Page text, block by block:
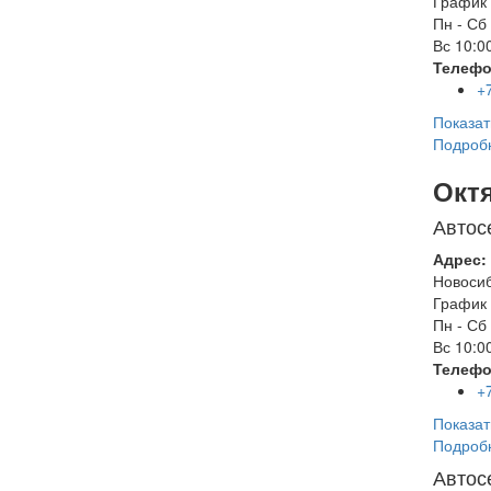
Пн - Сб
Вс
Адрес:
График
Пн - Сб
Вс